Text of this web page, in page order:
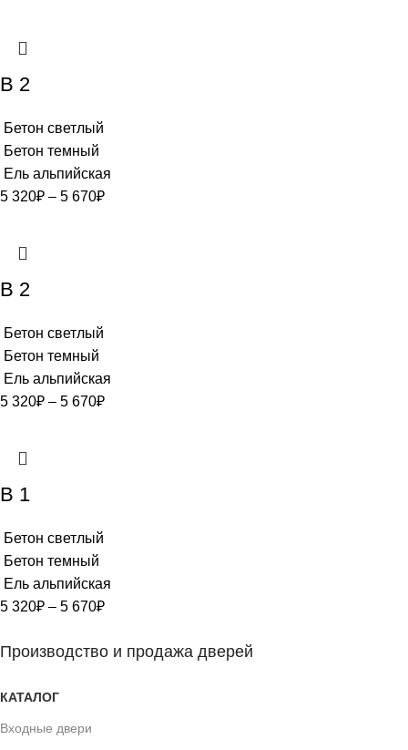
В 2
Бетон светлый
Бетон темный
Ель альпийская
5 320₽ – 5 670₽
В 2
Бетон светлый
Бетон темный
Ель альпийская
5 320₽ – 5 670₽
В 1
Бетон светлый
Бетон темный
Ель альпийская
5 320₽ – 5 670₽
Производство и продажа дверей
КАТАЛОГ
Входные двери